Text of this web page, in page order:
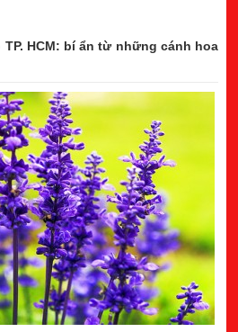
TP. HCM: bí ẩn từ những cánh hoa